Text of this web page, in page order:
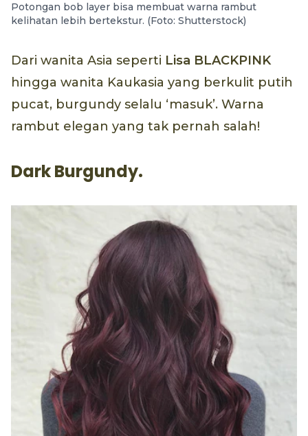
Potongan bob layer bisa membuat warna rambut
kelihatan lebih bertekstur. (Foto: Shutterstock)
Dari wanita Asia seperti Lisa BLACKPINK
hingga wanita Kaukasia yang berkulit putih
pucat, burgundy selalu ‘masuk’. Warna
rambut elegan yang tak pernah salah!
Dark Burgundy.